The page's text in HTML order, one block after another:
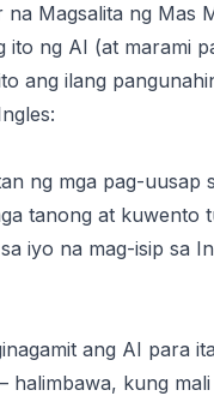
Magsalita ng Mas
ng AI (at marami
ang ilang
ng mga pag-uusap
tanong at
iyo na mag-isip sa
ang AI para
halimbawa, kung